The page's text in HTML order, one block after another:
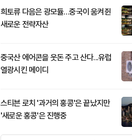
희토류 다음은 광모듈…중국이 움켜쥔
새로운 전략자산
중국산 에어콘을 웃돈 주고 산다...유럽
열광시킨 메이디
스티븐 로치 '과거의 홍콩'은 끝났지만
'새로운 홍콩'은 진행중